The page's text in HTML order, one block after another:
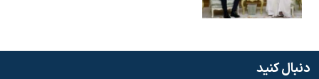
دنبال کنید